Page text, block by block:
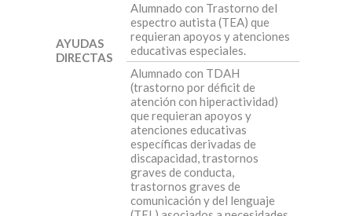
AYUDAS
DIRECTAS
Alumnado con Trastorno del
espectro autista (TEA) que
requieran apoyos y atenciones
educativas especiales.
Alumnado con TDAH
(trastorno por déficit de
atención con hiperactividad)
que requieran apoyos y
atenciones educativas
específicas derivadas de
discapacidad, trastornos
graves de conducta,
trastornos graves de
comunicación y del lenguaje